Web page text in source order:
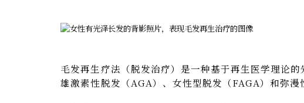
通过内服药抑制脱发
价格表
常见问题（FAQ）
毛发再生疗法（脱发治疗）是一种基于再生医学理论
雄激素性脱发（AGA）、女性型脱发（FAGA）和弥漫